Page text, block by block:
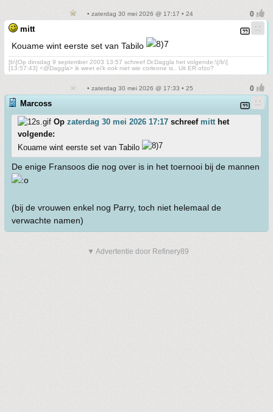
• zaterdag 30 mei 2026 @ 17:17 • 24
mitt
Kouame wint eerste set van Tabilo
[b\]Op dinsdag 9 september 2003 13:57 schreef Dr.Daggla het volgende:\[/b\]
[13:57:43] <@Daggla> ik weet ei'k ook niet wie corleone is.. Uit ER ofzo?
• zaterdag 30 mei 2026 @ 17:33 • 25
Marcoss
Op zaterdag 30 mei 2026 17:17 schreef mitthet
volgende:
Kouame wint eerste set van Tabilo
De enige Fransoos die nog over is in het toernooi bij de mannen
(bij de vrouwen enkel nog Parry, toch niet helemaal de
verwachte namen)
▼ Advertentie door Refinery89